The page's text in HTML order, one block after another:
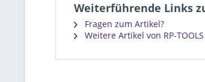
Weiterführende Links
Fragen zum Artikel?
Weitere Artikel von RP-TOOLS